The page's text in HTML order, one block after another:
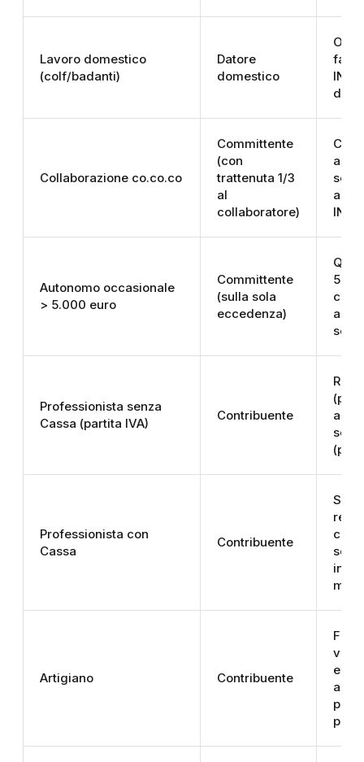
Lavoro domestico
(colf/badanti)
Datore
domestico
Ore
Collaborazione co.co.co
Committente
(con
trattenuta 1/3
al
collaboratore)
INPS
Autonomo occasionale
> 5.000 euro
Committente
(sulla sola
eccedenza)
Professionista senza
Cassa (partita IVA)
Contribuente
Professionista con
Cassa
Contribuente
Artigiano Contribuente
Fissi